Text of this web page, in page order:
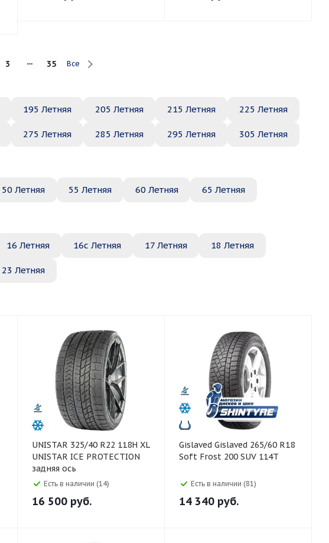
3 35 Все
195 Летняя 205 Летняя 215 Летняя 225 Летняя
275 Летняя 285 Летняя 295 Летняя 305 Летняя
50 Летняя 55 Летняя 60 Летняя 65 Летняя
16 Летняя 16c Летняя 17 Летняя 18 Летняя
23 Летняя
UNISTAR 325/40 R22 118H XL
UNISTAR ICE PROTECTION
задняя ось
Есть в наличии (14)
16 500 руб.
Gislaved Gislaved 265/60 R18
Soft Frost 200 SUV 114T
Есть в наличии (81)
14 340 руб.